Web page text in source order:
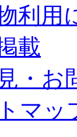
利用
載
・お
マッ